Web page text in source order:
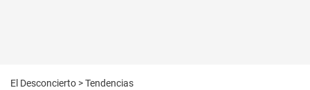
El Desconcierto >Tendencias